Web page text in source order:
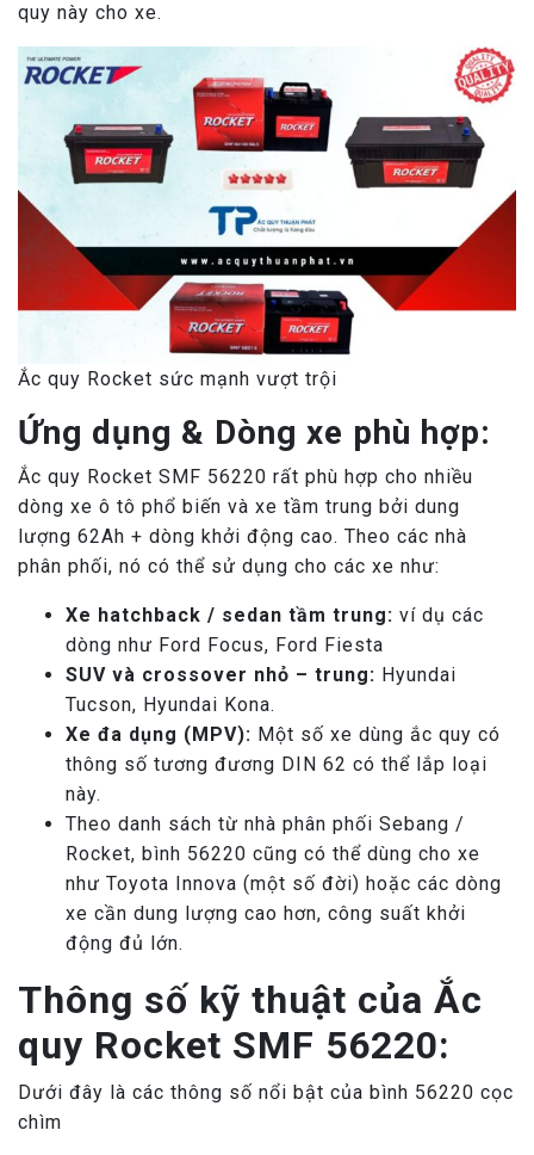
quy này cho xe.
Ắc quy Rocket sức mạnh vượt trội
Ứng dụng & Dòng xe phù hợp:
Ắc quy Rocket SMF 56220 rất phù hợp cho nhiều
dòng xe ô tô phổ biến và xe tầm trung bởi dung
lượng 62Ah + dòng khởi động cao. Theo các nhà
phân phối, nó có thể sử dụng cho các xe như:
Xe hatchback / sedan tầm trung: ví dụ các
dòng như Ford Focus, Ford Fiesta
SUV và crossover nhỏ – trung: Hyundai
Tucson, Hyundai Kona.
Xe đa dụng (MPV): Một số xe dùng ắc quy có
thông số tương đương DIN 62 có thể lắp loại
này.
Theo danh sách từ nhà phân phối Sebang /
Rocket, bình 56220 cũng có thể dùng cho xe
như Toyota Innova (một số đời) hoặc các dòng
xe cần dung lượng cao hơn, công suất khởi
động đủ lớn.
Thông số kỹ thuật của Ắc
quy Rocket SMF 56220:
Dưới đây là các thông số nổi bật của bình 56220 cọc
chìm